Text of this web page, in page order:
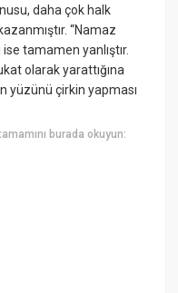
daha çok halk
“Namaz
ise tamamen yanlıştır.
olarak yarattığına
yüzünü çirkin yapması
burada okuyun: